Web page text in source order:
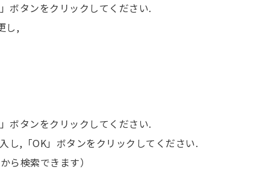
ボタンをクリックしてください.
し,
ボタンをクリックしてください.
,「OK」ボタンをクリックしてください.
から検索できます）